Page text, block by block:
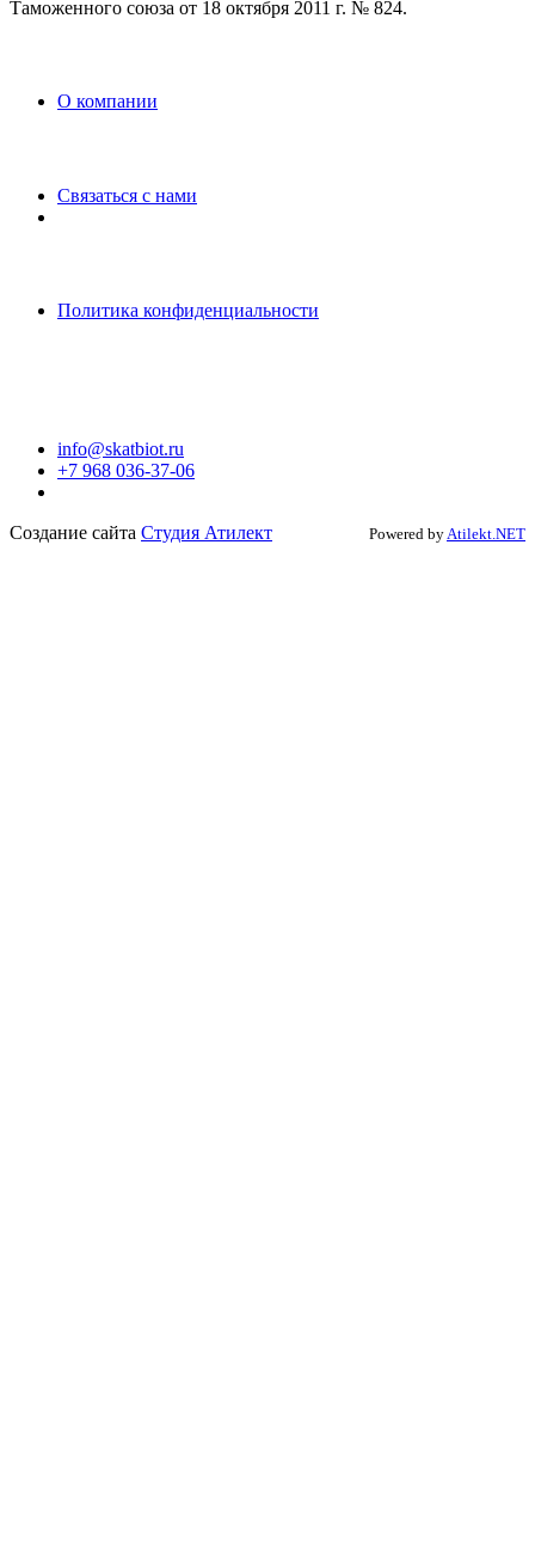
Таможенного союза от 18 октября 2011 г. № 824.
O компании
Связаться с нами
Политика конфиденциальности
info@skatbiot.ru
+7 968 036-37-06
Создание сайта Студия Атилект Powered byAtilekt.NET